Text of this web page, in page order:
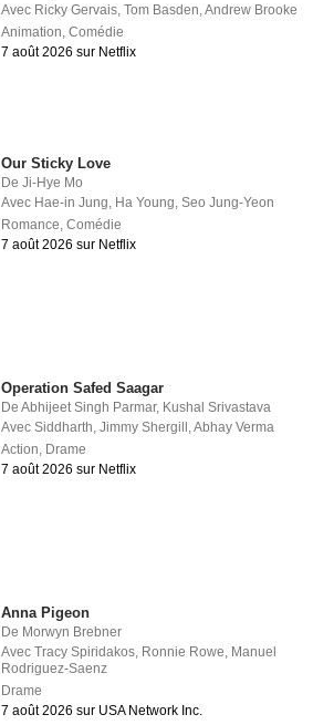
Avec Ricky Gervais ,Tom Basden ,Andrew Brooke
Animation ,Comédie
7 août 2026 sur Netflix
Our Sticky Love
DeJi-Hye Mo
Avec Hae-in Jung, Ha Young,Seo Jung-Yeon
Romance,Comédie
7 août 2026 sur Netflix
Operation Safed Saagar
DeAbhijeet Singh Parmar, Kushal Srivastava
AvecSiddharth,Jimmy Shergill ,Abhay Verma
Action, Drame
7 août 2026 sur Netflix
Anna Pigeon
De Morwyn Brebner
AvecTracy Spiridakos, Ronnie Rowe, Manuel
Rodriguez-Saenz
Drame
7 août 2026 sur USA Network Inc.